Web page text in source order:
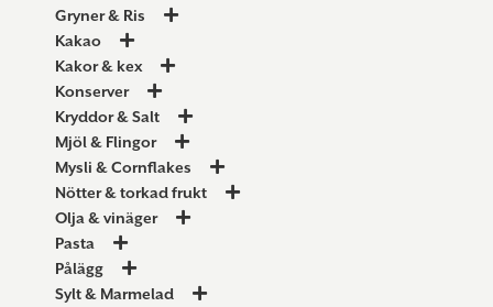
Gryner & Ris
Kakao
Kakor & kex
Konserver
Kryddor & Salt
Mjöl & Flingor
Mysli & Cornflakes
Nötter & torkad frukt
Olja & vinäger
Pasta
Pålägg
Sylt & Marmelad